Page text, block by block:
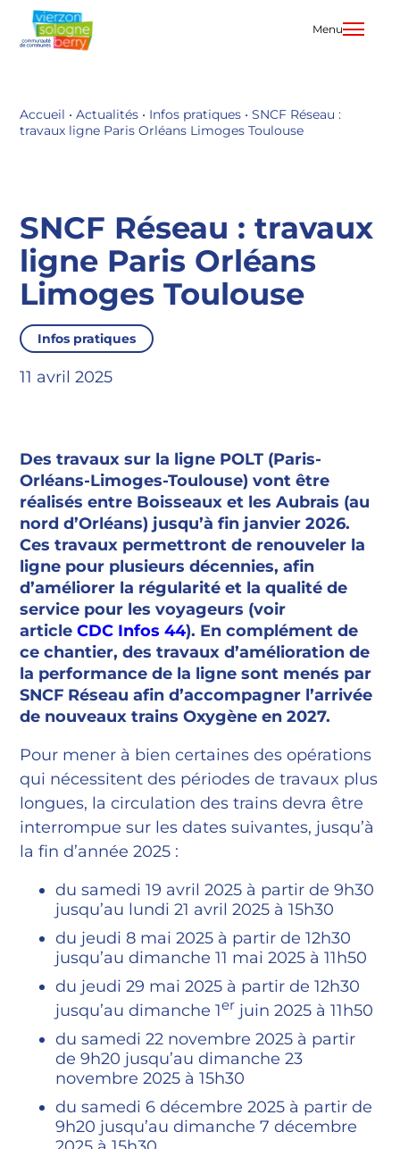
Aller
contenu
Menu
Accueil •Actualités • Infos pratiques •SNCF Réseau :
travaux ligne Paris Orléans Limoges Toulouse
SNCF Réseau : travaux
ligne Paris Orléans
Limoges Toulouse
Infos pratiques
11 avril 2025
Des travaux sur la ligne POLT (Paris-
Orléans-Limoges-Toulouse) vont être
réalisés entre Boisseaux et les Aubrais (au
nord d’Orléans) jusqu’à fin janvier 2026.
Ces travaux permettront de renouveler la
ligne pour plusieurs décennies, afin
d’améliorer la régularité et la qualité de
service pour les voyageurs (voir
articleCDC Infos 44). En complément de
ce chantier, des travaux d’amélioration de
la performance de la ligne sont menés par
SNCF Réseau afin d’accompagner l’arrivée
de nouveaux trains Oxygène en 2027.
Pour mener à bien certaines des opérations
qui nécessitent des périodes de travaux plus
longues, la circulation des trains devra être
interrompue sur les dates suivantes, jusqu’à
la fin d’année 2025 :
du samedi 19 avril 2025 à partir de 9h30
jusqu’au lundi 21 avril 2025 à 15h30
du jeudi 8 mai 2025 à partir de 12h30
jusqu’au dimanche 11 mai 2025 à 11h50
du jeudi 29 mai 2025 à partir de 12h30
jusqu’au dimanche 1er juin 2025 à 11h50
du samedi 22 novembre 2025 à partir
de 9h20 jusqu’au dimanche 23
novembre 2025 à 15h30
du samedi 6 décembre 2025 à partir de
9h20 jusqu’au dimanche 7 décembre